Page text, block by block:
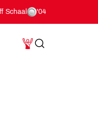
Schaal '04
Mijn Account
Search